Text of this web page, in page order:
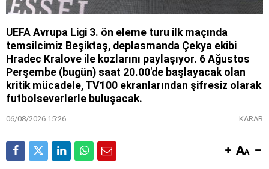
UEFA Avrupa Ligi 3. ön eleme turu ilk maçında
temsilcimiz Beşiktaş, deplasmanda Çekya ekibi
Hradec Kralove ile kozlarını paylaşıyor. 6 Ağustos
Perşembe (bugün) saat 20.00'de başlayacak olan
kritik mücadele, TV100 ekranlarından şifresiz olarak
futbolseverlerle buluşacak.
06/08/2026 15:26 KARAR